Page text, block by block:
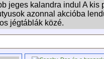
jeges kalandra indul A
azonnal akcióba
jégtáblák közé.